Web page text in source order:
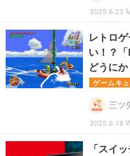
2025.6.23
レトロ
い！？
どうに
ゲームキ
2025.6.18
三ツ
「スイ